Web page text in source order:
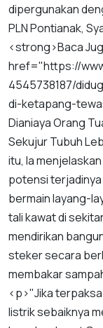
dipergunakan
PLNPontianak,
<strong>Baca
href="https://
4545738187/
di-ketapang-
DianiayaOrang
SekujurTubuh
itu, Iamenjelaskan
potensiterjadinya
bermainlayang-
talikawatdi
mendirikan
stekersecara
membakar
<p>"Jikaterpaksa
listriksebaiknya